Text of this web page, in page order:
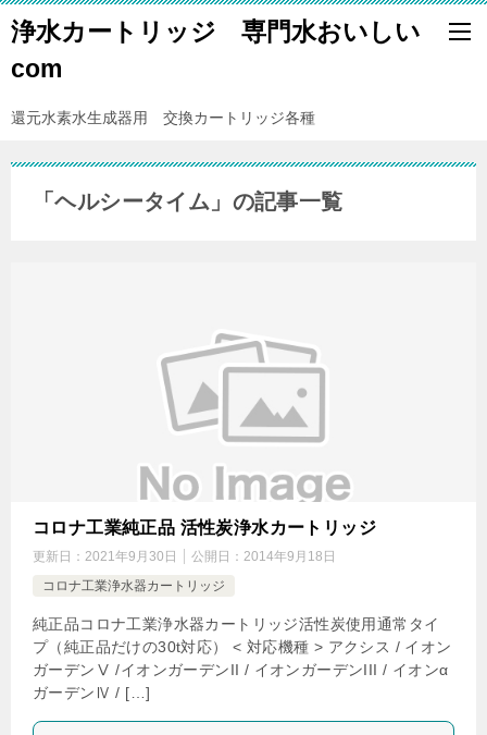
浄水カートリッジ 専門水おいしい
com
還元水素水生成器用 交換カートリッジ各種
「ヘルシータイム」の記事一覧
コロナ工業純正品 活性炭浄水カートリッジ
更新日： 2021年9月30日 公開日： 2014年9月18日
コロナ工業浄水器カートリッジ
純正品コロナ工業浄水器カートリッジ活性炭使用通常タイ
プ（純正品だけの30t対応） < 対応機種 > アクシス / イオン
ガーデンⅤ /イオンガーデンII / イオンガーデンIII / イオンα
ガーデンⅣ / […]